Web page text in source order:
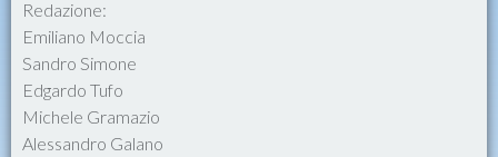
Redazione:
Emiliano Moccia
Sandro Simone
Edgardo Tufo
Michele Gramazio
Alessandro Galano